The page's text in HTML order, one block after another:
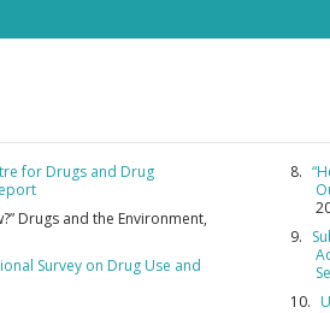
for Drugs and Drug
Drugs and the Environment,
Survey on Drug Use and